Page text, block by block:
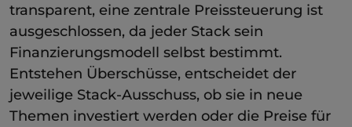
transparent, eine zentrale Preissteuerung ist
ausgeschlossen, da jeder Stack sein
Finanzierungsmodell selbst bestimmt.
Entstehen Überschüsse, entscheidet der
jeweilige Stack-Ausschuss, ob sie in neue
Themen investiert werden oder die Preise für